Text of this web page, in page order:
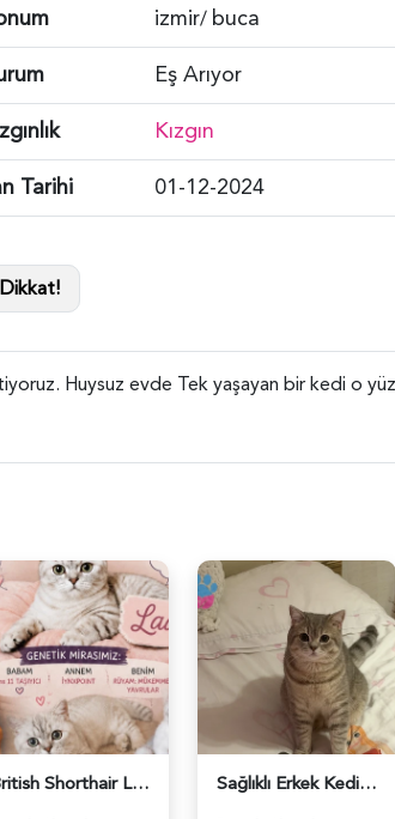
izmir/ buca
Eş Arıyor
Kızgın
Tarihi
01-12-2024
Dikkat!
Huysuz evde Tek yaşayan bir kedi o
British Shorthair Lady kociş arıyor - 118984656 Sağlıklı Erkek Kedi Bobi’ye Eş Aranıyor - 118984657